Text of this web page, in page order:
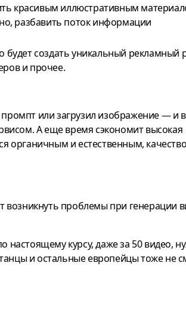
красивым иллюстративным
разбавить поток информации
создать уникальный рекламный
и прочее.
или загрузил изображение — и
А еще время сэкономит высокая
органичным и естественным,
возникнуть проблемы при генерации
настоящему курсу, даже за 50 видео,
и остальные европейцы тоже не